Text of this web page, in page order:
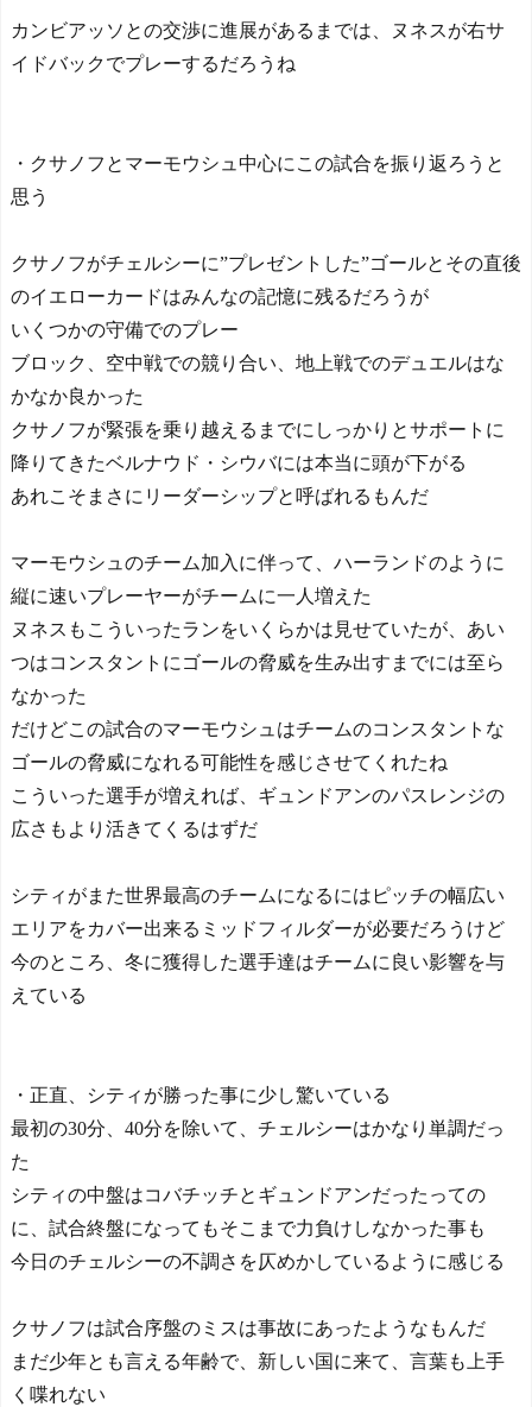
カンビアッソとの交渉に進展があるまでは、ヌネスが右サ
イドバックでプレーするだろうね
・クサノフとマーモウシュ中心にこの試合を振り返ろうと
思う
クサノフがチェルシーに”プレゼントした”ゴールとその直後
のイエローカードはみんなの記憶に残るだろうが
いくつかの守備でのプレー
ブロック、空中戦での競り合い、地上戦でのデュエルはな
かなか良かった
クサノフが緊張を乗り越えるまでにしっかりとサポートに
降りてきたベルナウド・シウバには本当に頭が下がる
あれこそまさにリーダーシップと呼ばれるもんだ
マーモウシュのチーム加入に伴って、ハーランドのように
縦に速いプレーヤーがチームに一人増えた
ヌネスもこういったランをいくらかは見せていたが、あい
つはコンスタントにゴールの脅威を生み出すまでには至ら
なかった
だけどこの試合のマーモウシュはチームのコンスタントな
ゴールの脅威になれる可能性を感じさせてくれたね
こういった選手が増えれば、ギュンドアンのパスレンジの
広さもより活きてくるはずだ
シティがまた世界最高のチームになるにはピッチの幅広い
エリアをカバー出来るミッドフィルダーが必要だろうけど
今のところ、冬に獲得した選手達はチームに良い影響を与
えている
・正直、シティが勝った事に少し驚いている
最初の30分、40分を除いて、チェルシーはかなり単調だっ
た
シティの中盤はコバチッチとギュンドアンだったっての
に、試合終盤になってもそこまで力負けしなかった事も
今日のチェルシーの不調さを仄めかしているように感じる
クサノフは試合序盤のミスは事故にあったようなもんだ
まだ少年とも言える年齢で、新しい国に来て、言葉も上手
く喋れない